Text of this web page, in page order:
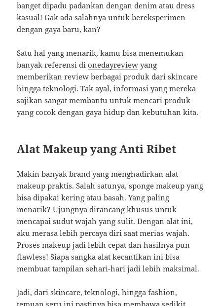
banget dipadu padankan dengan denim atau dress
kasual! Gak ada salahnya untuk bereksperimen
dengan gaya baru, kan?
Satu hal yang menarik, kamu bisa menemukan
banyak referensi dionedayreview yang
memberikan review berbagai produk dari skincare
hingga teknologi. Tak ayal, informasi yang mereka
sajikan sangat membantu untuk mencari produk
yang cocok dengan gaya hidup dan kebutuhan kita.
Alat Makeup yang Anti Ribet
Makin banyak brand yang menghadirkan alat
makeup praktis. Salah satunya, sponge makeup yang
bisa dipakai kering atau basah. Yang paling
menarik? Ujungnya dirancang khusus untuk
mencapai sudut wajah yang sulit. Dengan alat ini,
aku merasa lebih percaya diri saat merias wajah.
Proses makeup jadi lebih cepat dan hasilnya pun
flawless! Siapa sangka alat kecantikan ini bisa
membuat tampilan sehari-hari jadi lebih maksimal.
Jadi, dari skincare, teknologi, hingga fashion,